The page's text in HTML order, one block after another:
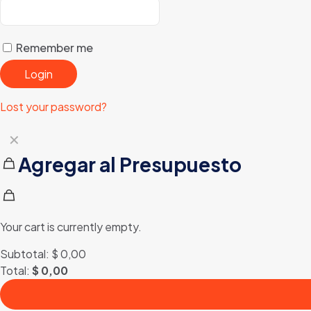
Remember me
Login
Lost your password?
✕
Agregar al Presupuesto
Your cart is currently empty.
Subtotal: $0,00
Total: $ 0,00